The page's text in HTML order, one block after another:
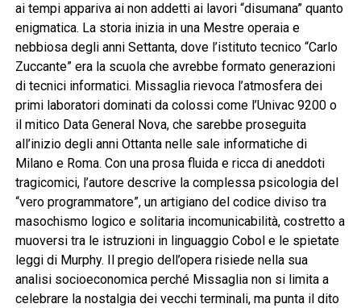
ai tempi appariva ai non addetti ai lavori “disumana” quanto
enigmatica. La storia inizia in una Mestre operaia e
nebbiosa degli anni Settanta, dove l’istituto tecnico “Carlo
Zuccante” era la scuola che avrebbe formato generazioni
di tecnici informatici. Missaglia rievoca l’atmosfera dei
primi laboratori dominati da colossi come l’Univac 9200 o
il mitico Data General Nova, che sarebbe proseguita
all’inizio degli anni Ottanta nelle sale informatiche di
Milano e Roma. Con una prosa fluida e ricca di aneddoti
tragicomici, l’autore descrive la complessa psicologia del
“vero programmatore”, un artigiano del codice diviso tra
masochismo logico e solitaria incomunicabilità, costretto a
muoversi tra le istruzioni in linguaggio Cobol e le spietate
leggi di Murphy. Il pregio dell’opera risiede nella sua
analisi socioeconomica perché Missaglia non si limita a
celebrare la nostalgia dei vecchi terminali, ma punta il dito